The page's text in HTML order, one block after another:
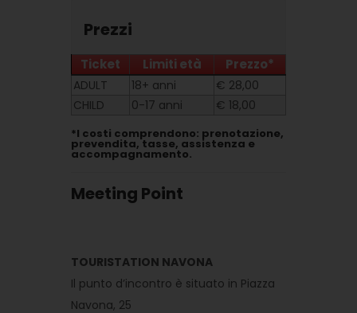
Prezzi
Ticket Limiti età Prezzo*
ADULT 18+ anni
€ 28,00
CHILD
0-17 anni € 18,00
*I costi comprendono: prenotazione,
prevendita, tasse, assistenza e
accompagnamento.
Meeting Point
TOURISTATION NAVONA
Il punto d’incontro è situato in Piazza
Navona, 25